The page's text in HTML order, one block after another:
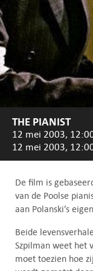
THE PIANIST
12 mei 2003,
12 mei 2003,
De film is
van de Poolse
aan Polanski’s
Beide
Szpilman weet het
moet toezien hoe